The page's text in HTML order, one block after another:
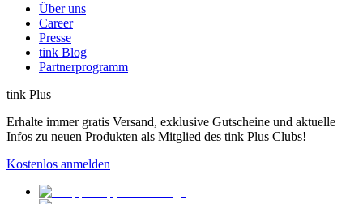
Über uns
Career
Presse
tink Blog
Partnerprogramm
tink Plus
Erhalte immer gratis Versand, exklusive Gutscheine und aktuelle
Infos zu neuen Produkten als Mitglied des tink Plus Clubs!
Kostenlos anmelden